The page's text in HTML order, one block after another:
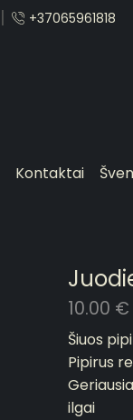
+37065961818
Kontaktai
10.00 €
Šiuos
Pipirus
ilgai